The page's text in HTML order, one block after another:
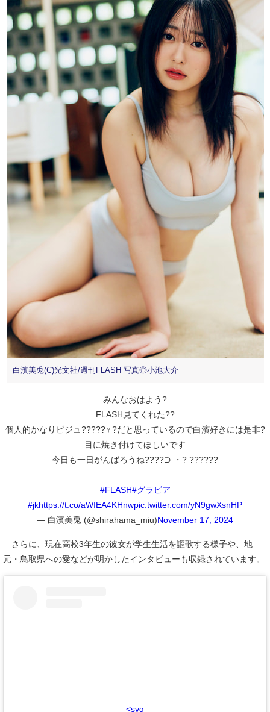
白濱美兎(C)光文社/週刊FLASH 写真◎小池大介
みんなおはよう?
FLASH見てくれた??
個人的かなりビジュ?????♀?だと思っているので白濱好きには是非?
目に焼き付けてほしいです
今日も一日がんばろうね????⊃ ・? ??????
#FLASH#グラビア
#jkhttps://t.co/aWIEA4KHnwpic.twitter.com/yN9gwXsnHP
— 白濱美兎 (@shirahama_miu)November 17, 2024
さらに、現在高校3年生の彼女が学生生活を謳歌する様子や、地
元・鳥取県への愛などが明かしたインタビューも収録されています。
<svg